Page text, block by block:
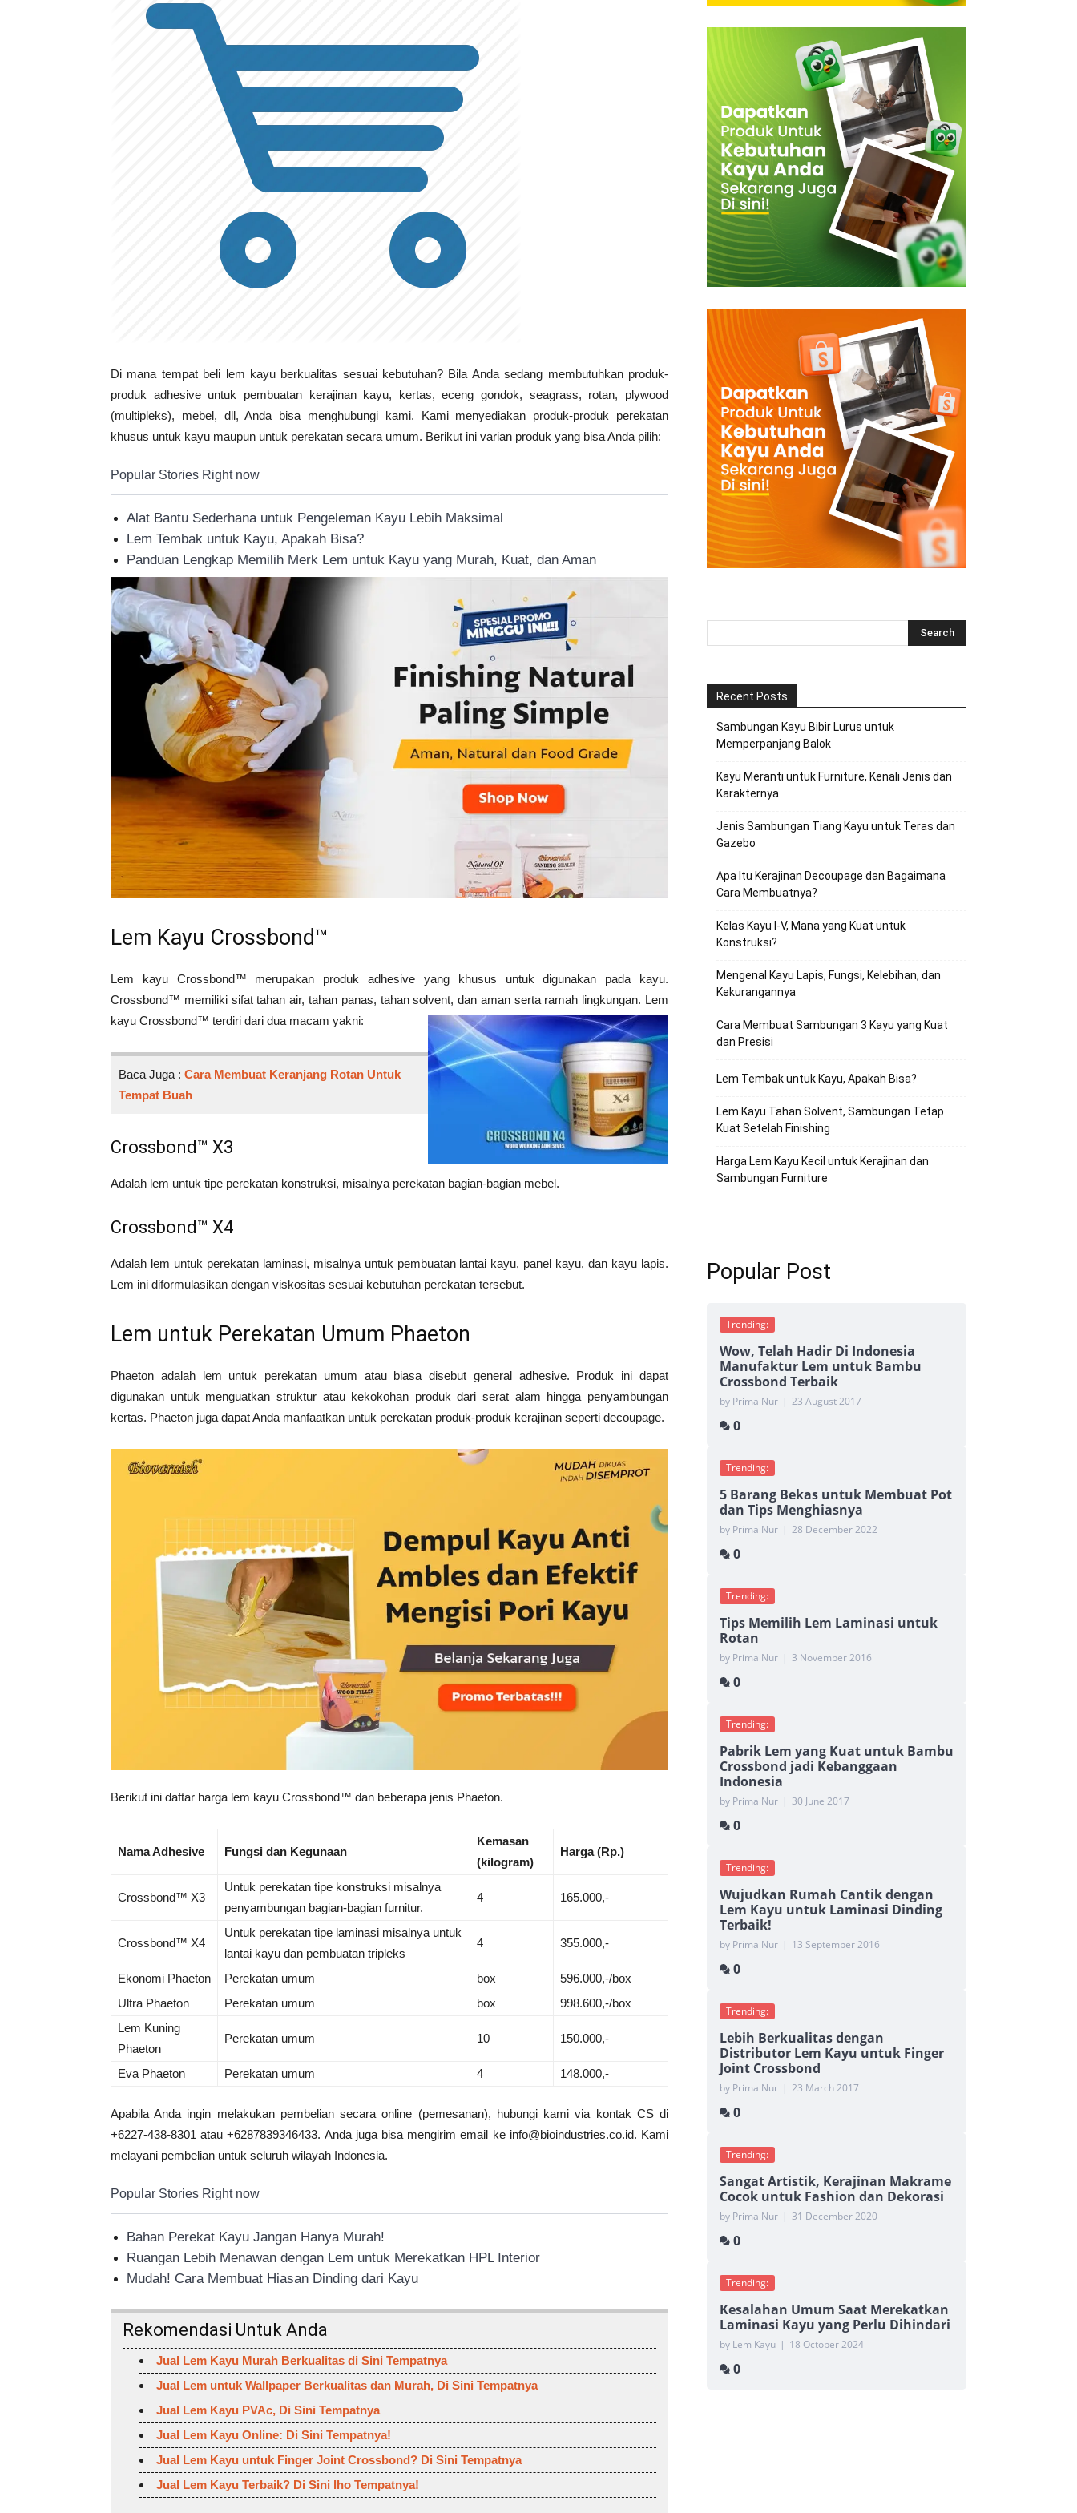
Tahan
Lama
Di mana tempat beli lem kayu berkualitas sesuai kebutuhan? Bila Anda sedang membutuhkan produk-
produk adhesive untuk pembuatan kerajinan kayu, kertas, eceng gondok, seagrass, rotan, plywood
(multipleks), mebel, dll, Anda bisa menghubungi kami. Kami menyediakan produk-produk perekatan
khusus untuk kayu maupun untuk perekatan secara umum. Berikut ini varian produk yang bisa Anda pilih:
Popular Stories Right now
Alat Bantu Sederhana untuk Pengeleman Kayu Lebih Maksimal
Lem Tembak untuk Kayu, Apakah Bisa?
Panduan Lengkap Memilih Merk Lem untuk Kayu yang Murah, Kuat, dan Aman
Lem Kayu Crossbond™
Lem kayu Crossbond™ merupakan produk adhesive yang khusus untuk digunakan pada kayu.
Crossbond™ memiliki sifat tahan air, tahan panas, tahan solvent, dan aman serta ramah lingkungan. Lem
kayu Crossbond™ terdiri dari dua macam yakni:
Baca Juga : Cara Membuat Keranjang Rotan Untuk
Tempat Buah
Crossbond™ X3
Adalah lem untuk tipe perekatan konstruksi, misalnya perekatan bagian-bagian mebel.
Crossbond™ X4
Adalah lem untuk perekatan laminasi, misalnya untuk pembuatan lantai kayu, panel kayu, dan kayu lapis.
Lem ini diformulasikan dengan viskositas sesuai kebutuhan perekatan tersebut.
Lem untuk Perekatan Umum Phaeton
Phaeton adalah lem untuk perekatan umum atau biasa disebut general adhesive. Produk ini dapat
digunakan untuk menguatkan struktur atau kekokohan produk dari serat alam hingga penyambungan
kertas. Phaeton juga dapat Anda manfaatkan untuk perekatan produk-produk kerajinan seperti decoupage.
Berikut ini daftar harga lem kayu Crossbond™ dan beberapa jenis Phaeton.
Nama Adhesive Fungsi dan Kegunaan
Kemasan
(kilogram)
Harga (Rp.)
Crossbond™ X3
Untuk perekatan tipe konstruksi misalnya
penyambungan bagian-bagian furnitur.
4 165.000,-
Crossbond™ X4
Untuk perekatan tipe laminasi misalnya untuk
lantai kayu dan pembuatan tripleks
4 355.000,-
Ekonomi Phaeton Perekatan umum box
596.000,-/box
Ultra Phaeton
Perekatan umum box
998.600,-/box
Lem Kuning
Phaeton
Perekatan umum 10 150.000,-
Eva Phaeton Perekatan umum 4 148.000,-
Apabila Anda ingin melakukan pembelian secara online (pemesanan), hubungi kami via kontak CS di
+6227-438-8301 atau +6287839346433. Anda juga bisa mengirim email ke info@bioindustries.co.id. Kami
melayani pembelian untuk seluruh wilayah Indonesia.
Popular Stories Right now
Bahan Perekat Kayu Jangan Hanya Murah!
Ruangan Lebih Menawan dengan Lem untuk Merekatkan HPL Interior
Mudah! Cara Membuat Hiasan Dinding dari Kayu
Rekomendasi Untuk Anda
Jual Lem Kayu Murah Berkualitas di Sini Tempatnya
Jual Lem untuk Wallpaper Berkualitas dan Murah, Di Sini Tempatnya
Jual Lem Kayu PVAc, Di Sini Tempatnya
Jual Lem Kayu Online: Di Sini Tempatnya!
Jual Lem Kayu untuk Finger Joint Crossbond? Di Sini Tempatnya
Jual Lem Kayu Terbaik? Di Sini lho Tempatnya!
Recent Posts
Sambungan Kayu Bibir Lurus untuk
Memperpanjang Balok
Kayu Meranti untuk Furniture, Kenali Jenis dan
Karakternya
Jenis Sambungan Tiang Kayu untuk Teras dan
Gazebo
Apa Itu Kerajinan Decoupage dan Bagaimana
Cara Membuatnya?
Kelas Kayu I-V, Mana yang Kuat untuk
Konstruksi?
Mengenal Kayu Lapis, Fungsi, Kelebihan, dan
Kekurangannya
Cara Membuat Sambungan 3 Kayu yang Kuat
dan Presisi
Lem Tembak untuk Kayu, Apakah Bisa?
Lem Kayu Tahan Solvent, Sambungan Tetap
Kuat Setelah Finishing
Harga Lem Kayu Kecil untuk Kerajinan dan
Sambungan Furniture
Popular Post
Trending:
Wow, Telah Hadir Di Indonesia
Manufaktur Lem untuk Bambu
Crossbond Terbaik
by Prima Nur | 23 August 2017
0
Trending:
5 Barang Bekas untuk Membuat Pot
dan Tips Menghiasnya
by Prima Nur | 28 December 2022
0
Trending:
Tips Memilih Lem Laminasi untuk
Rotan
by Prima Nur | 3 November 2016
0
Trending:
Pabrik Lem yang Kuat untuk Bambu
Crossbond jadi Kebanggaan
Indonesia
by Prima Nur | 30 June 2017
0
Trending:
Wujudkan Rumah Cantik dengan
Lem Kayu untuk Laminasi Dinding
Terbaik!
by Prima Nur | 13 September 2016
0
Trending:
Lebih Berkualitas dengan
Distributor Lem Kayu untuk Finger
Joint Crossbond
by Prima Nur | 23 March 2017
0
Trending:
Sangat Artistik, Kerajinan Makrame
Cocok untuk Fashion dan Dekorasi
by Prima Nur | 31 December 2020
0
Trending:
Kesalahan Umum Saat Merekatkan
Laminasi Kayu yang Perlu Dihindari
by Lem Kayu | 18 October 2024
0